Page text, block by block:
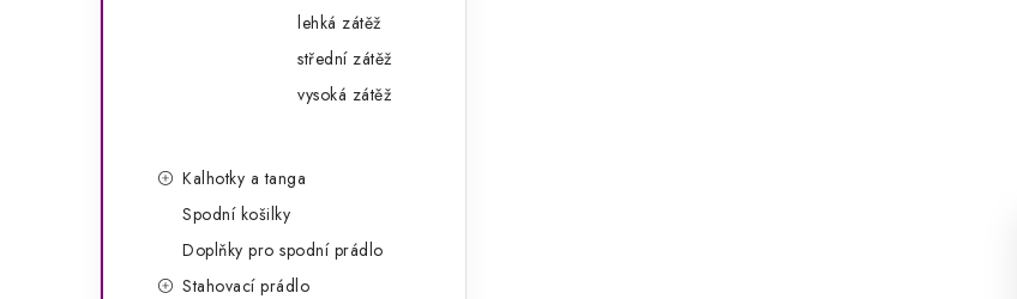
lehká zátěž
střední zátěž
vysoká zátěž
Kalhotky a tanga
Spodní košilky
Doplňky pro spodní prádlo
Stahovací prádlo